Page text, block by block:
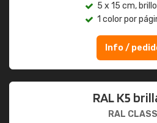
5 x 15 cm, brillo
1 color por
Info /
RAL K5
RAL